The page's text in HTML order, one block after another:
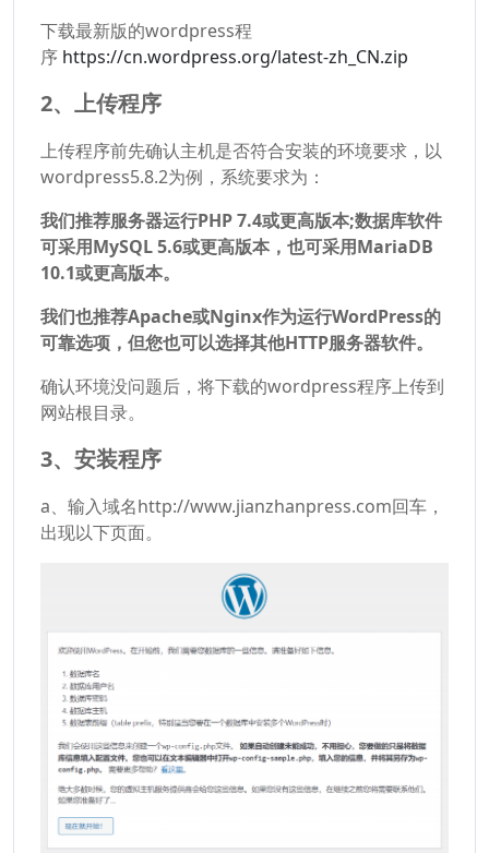
下载最新版的wordpress程
序 https://cn.wordpress.org/latest-zh_CN.zip
2、上传程序
上传程序前先确认主机是否符合安装的环境要求，以
wordpress5.8.2为例，系统要求为：
我们推荐服务器运行PHP 7.4或更高版本;数据库软件
可采用MySQL 5.6或更高版本，也可采用MariaDB
10.1或更高版本。
我们也推荐Apache或Nginx作为运行WordPress的
可靠选项，但您也可以选择其他HTTP服务器软件。
确认环境没问题后，将下载的wordpress程序上传到
网站根目录。
3、安装程序
a、输入域名http://www.jianzhanpress.com回车，
出现以下页面。